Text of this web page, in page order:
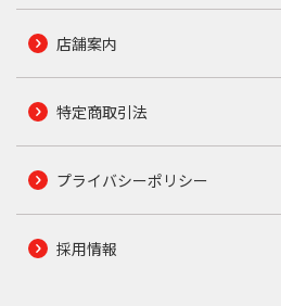
店舗案内
特定商取引法
プライバシーポリシー
採用情報